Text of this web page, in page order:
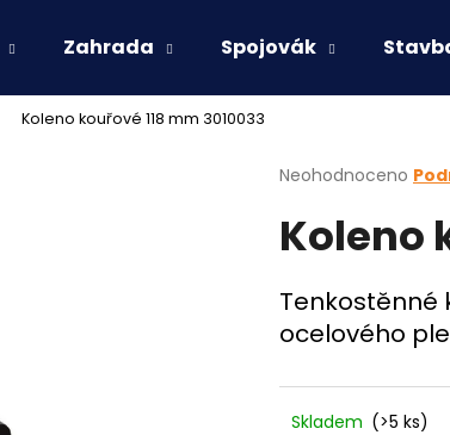
Zahrada Spojovák
Koleno kouřové 118 mm 3010033
Průměrné
produktu
je
z
5
hvězdiček.
Neohodnoceno
Koleno
Tenkostěnné
ocelového
Skladem (>5 ks)
Co potřebujete najít?
HLEDAT